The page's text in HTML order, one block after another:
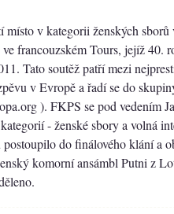
místo v kategorii ženských sborů
francouzském Tours, jejíž 40.
Tato soutěž patří mezi
v Evropě a řadí se do
). FKPS se pod vedením
- ženské sbory a volná
do finálového klání a
komorní ansámbl Putni z